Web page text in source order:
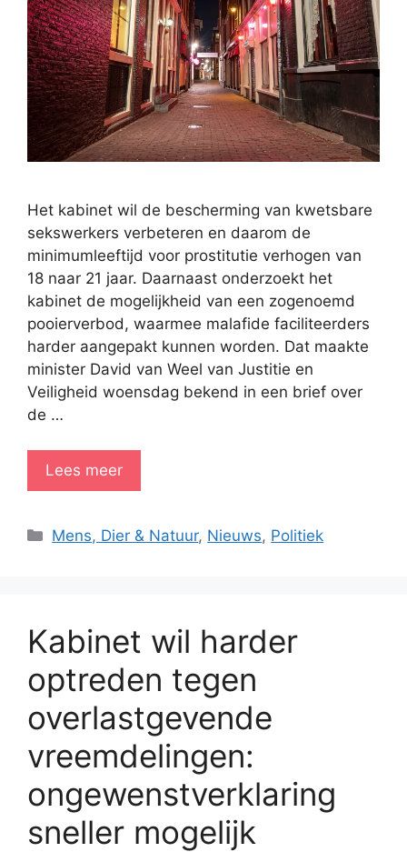
Het kabinet wil de bescherming van kwetsbare
sekswerkers verbeteren en daarom de
minimumleeftijd voor prostitutie verhogen van
18 naar 21 jaar. Daarnaast onderzoekt het
kabinet de mogelijkheid van een zogenoemd
pooierverbod, waarmee malafide faciliteerders
harder aangepakt kunnen worden. Dat maakte
minister David van Weel van Justitie en
Veiligheid woensdag bekend in een brief over
de …
Lees meer
Categorieën
Mens, Dier & Natuur, Nieuws, Politiek
Kabinet wil harder
optreden tegen
overlastgevende
vreemdelingen:
ongewenstverklaring
sneller mogelijk